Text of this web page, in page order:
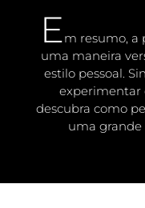
Em resumo, a
uma maneira
estilo pessoal.
experimentar
descubra como
uma grande